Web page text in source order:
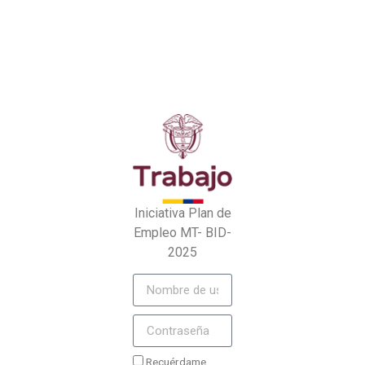
Iniciativa Plan de
Empleo MT- BID-
2025
Recuérdame